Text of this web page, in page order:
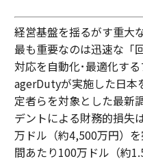
経営基盤を揺るがす重大
最も重要なのは迅速な「
対応を自動化･最適化す
agerDutyが実施した日本
定者らを対象とした最新
デントによる財務的損失
万ドル（約4,500万円）
間あたり100万ドル（約